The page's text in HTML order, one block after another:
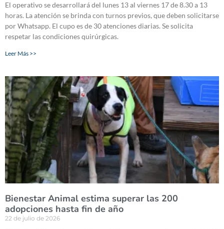
El operativo se desarrollará del lunes 13 al viernes 17 de 8.30 a 13
horas. La atención se brinda con turnos previos, que deben solicitarse
por Whatsapp. El cupo es de 30 atenciones diarias. Se solicita
respetar las condiciones quirúrgicas.
Leer Más >>
Bienestar Animal estima superar las 200
adopciones hasta fin de año
22 de julio de 2026